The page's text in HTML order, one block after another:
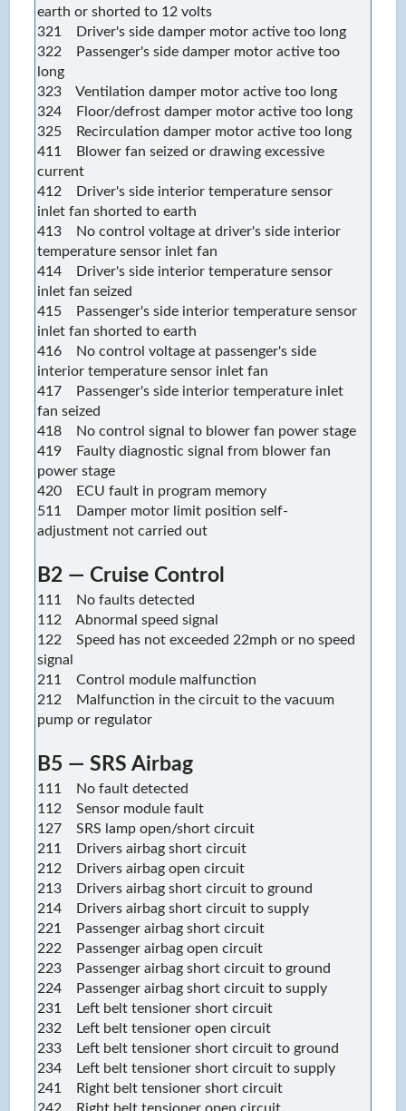
earth or shorted to 12 volts
321 Driver's side damper motor active too long
322 Passenger's side damper motor active too
long
323 Ventilation damper motor active too long
324 Floor/defrost damper motor active too long
325 Recirculation damper motor active too long
411 Blower fan seized or drawing excessive
current
412 Driver's side interior temperature sensor
inlet fan shorted to earth
413 No control voltage at driver's side interior
temperature sensor inlet fan
414 Driver's side interior temperature sensor
inlet fan seized
415 Passenger's side interior temperature sensor
inlet fan shorted to earth
416 No control voltage at passenger's side
interior temperature sensor inlet fan
417 Passenger's side interior temperature inlet
fan seized
418 No control signal to blower fan power stage
419 Faulty diagnostic signal from blower fan
power stage
420 ECU fault in program memory
511 Damper motor limit position self-
adjustment not carried out
B2 — Cruise Control
111 No faults detected
112 Abnormal speed signal
122 Speed has not exceeded 22mph or no speed
signal
211 Control module malfunction
212 Malfunction in the circuit to the vacuum
pump or regulator
B5 — SRS Airbag
111 No fault detected
112 Sensor module fault
127 SRS lamp open/short circuit
211 Drivers airbag short circuit
212 Drivers airbag open circuit
213 Drivers airbag short circuit to ground
214 Drivers airbag short circuit to supply
221 Passenger airbag short circuit
222 Passenger airbag open circuit
223 Passenger airbag short circuit to ground
224 Passenger airbag short circuit to supply
231 Left belt tensioner short circuit
232 Left belt tensioner open circuit
233 Left belt tensioner short circuit to ground
234 Left belt tensioner short circuit to supply
241 Right belt tensioner short circuit
242 Right belt tensioner open circuit